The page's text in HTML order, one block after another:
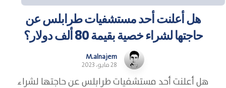
هل أعلنت أحد مستشفيات طرابلس عن
حاجتها لشراء خصية بقيمة 80 ألف دولار؟
M.alnajem
28 مايو، 2023
هل أعلنت أحد مستشفيات طرابلس عن حاجتها لشراء